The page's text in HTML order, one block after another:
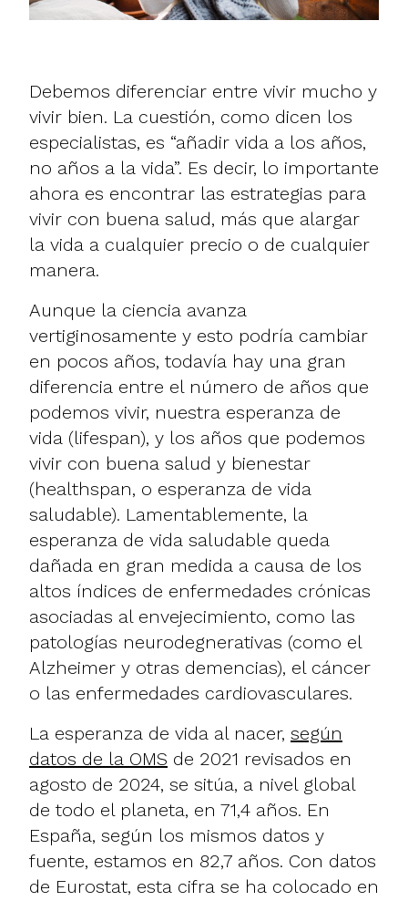
Debemos diferenciar entre vivir mucho y
vivir bien. La cuestión, como dicen los
especialistas, es “añadir vida a los años,
no años a la vida”. Es decir, lo importante
ahora es encontrar las estrategias para
vivir con buena salud, más que alargar
la vida a cualquier precio o de cualquier
manera.
Aunque la ciencia avanza
vertiginosamente y esto podría cambiar
en pocos años, todavía hay una gran
diferencia entre el número de años que
podemos vivir, nuestra esperanza de
vida (lifespan), y los años que podemos
vivir con buena salud y bienestar
(healthspan, o esperanza de vida
saludable). Lamentablemente, la
esperanza de vida saludable queda
dañada en gran medida a causa de los
altos índices de enfermedades crónicas
asociadas al envejecimiento, como las
patologías neurodegnerativas (como el
Alzheimer y otras demencias), el cáncer
o las enfermedades cardiovasculares.
La esperanza de vida al nacer, según
datos de la OMS de 2021 revisados en
agosto de 2024, se sitúa, a nivel global
de todo el planeta, en 71,4 años. En
España, según los mismos datos y
fuente, estamos en 82,7 años. Con datos
de Eurostat, esta cifra se ha colocado en